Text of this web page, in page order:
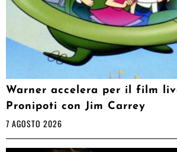
Warner accelera per il film
Pronipoti con Jim Carrey
7 AGOSTO 2026